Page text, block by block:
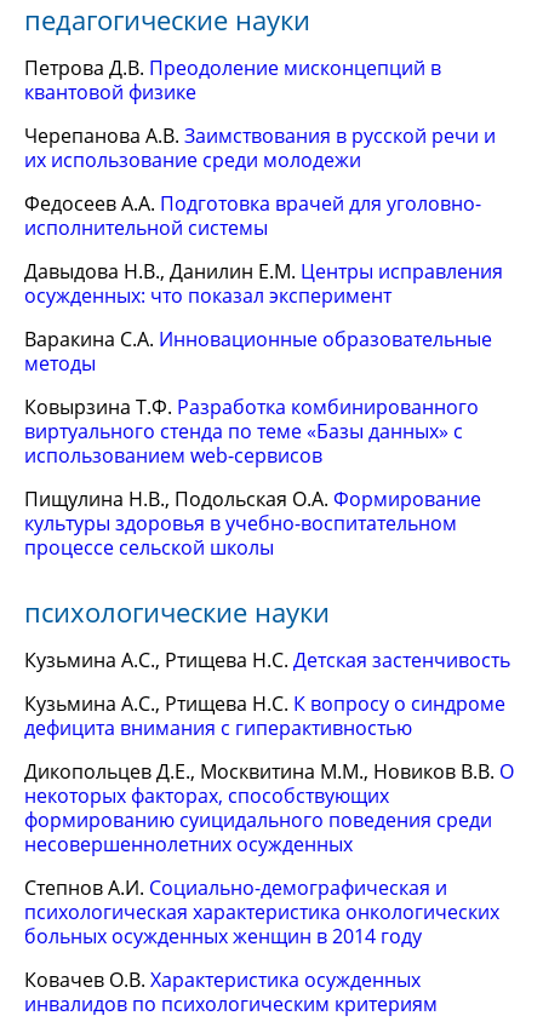
педагогические науки
Петрова Д.В. Преодоление мисконцепций в
квантовой физике
Черепанова А.В. Заимствования в русской речи и
их использование среди молодежи
Федосеев А.А. Подготовка врачей для уголовно-
исполнительной системы
Давыдова Н.В., Данилин Е.М. Центры исправления
осужденных: что показал эксперимент
Варакина С.А. Инновационные образовательные
методы
Ковырзина Т.Ф. Разработка комбинированного
виртуального стенда по теме «Базы данных» с
использованием web-сервисов
Пищулина Н.В., Подольская О.А. Формирование
культуры здоровья в учебно-воспитательном
процессе сельской школы
психологические науки
Кузьмина А.С., Ртищева Н.С. Детская застенчивость
Кузьмина А.С., Ртищева Н.С. К вопросу о синдроме
дефицита внимания с гиперактивностью
Дикопольцев Д.Е., Москвитина М.М., Новиков В.В. О
некоторых факторах, способствующих
формированию суицидального поведения среди
несовершеннолетних осужденных
Степнов А.И. Социально-демографическая и
психологическая характеристика онкологических
больных осужденных женщин в 2014 году
Ковачев О.В. Характеристика осужденных
инвалидов по психологическим критериям